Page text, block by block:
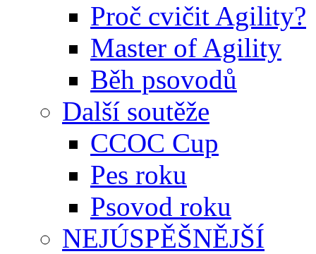
Proč cvičit Agility?
Master of Agility
Běh psovodů
Další soutěže
CCOC Cup
Pes roku
Psovod roku
NEJÚSPĚŠNĚJŠÍ